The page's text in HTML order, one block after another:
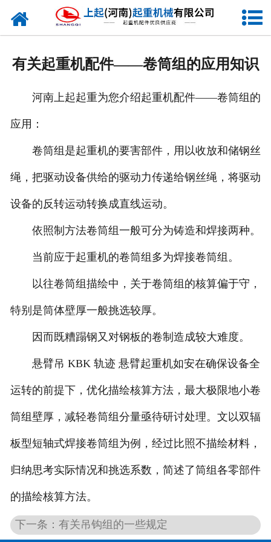
网站首页
资质证书
联系我们
有关起重机配件——卷筒组的应用知识
河南上起起重为您介绍起重机配件——卷筒组的
应用：
卷筒组是起重机的要害部件，用以收放和储钢丝
绳，把驱动设备供给的驱动力传递给钢丝绳，将驱动
设备的反转运动转换成直线运动。
依照制方法卷筒组一般可分为铸造和焊接两种。
当前应于起重机的卷筒组多为焊接卷筒组。
以往卷筒组描绘中，关于卷筒组的核算偏于守，
特别是筒体壁厚一般挑选较厚。
因而既糟蹋钢又对钢板的卷制造成较大难度。
悬臂吊 KBK 轨迹 悬臂起重机如安在确保设备全
运转的前提下，优化描绘核算方法，最大极限地小卷
筒组壁厚，减轻卷筒组分量亟待研讨处理。文以双辐
板型短轴式焊接卷筒组为例，经过比照不描绘材料，
归纳思考实际情况和挑选系数，简述了筒组各零部件
的描绘核算方法。
下一条：有关吊钩组的一些规定